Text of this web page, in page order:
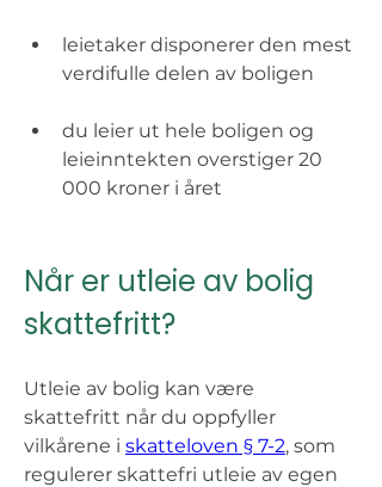
leietaker disponerer den mest
verdifulle delen av boligen
du leier ut hele boligen og
leieinntekten overstiger 20
000 kroner i året
Når er utleie av bolig
skattefritt?
Utleie av bolig kan være
skattefritt når du oppfyller
vilkårene i skatteloven § 7-2, som
regulerer skattefri utleie av egen